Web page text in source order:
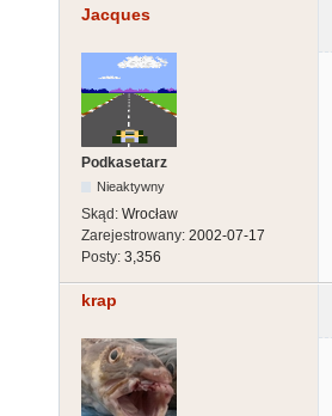
Jacques
Podkasetarz
Nieaktywny
Skąd: Wrocław
Zarejestrowany: 2002-07-17
Posty: 3,356
krap